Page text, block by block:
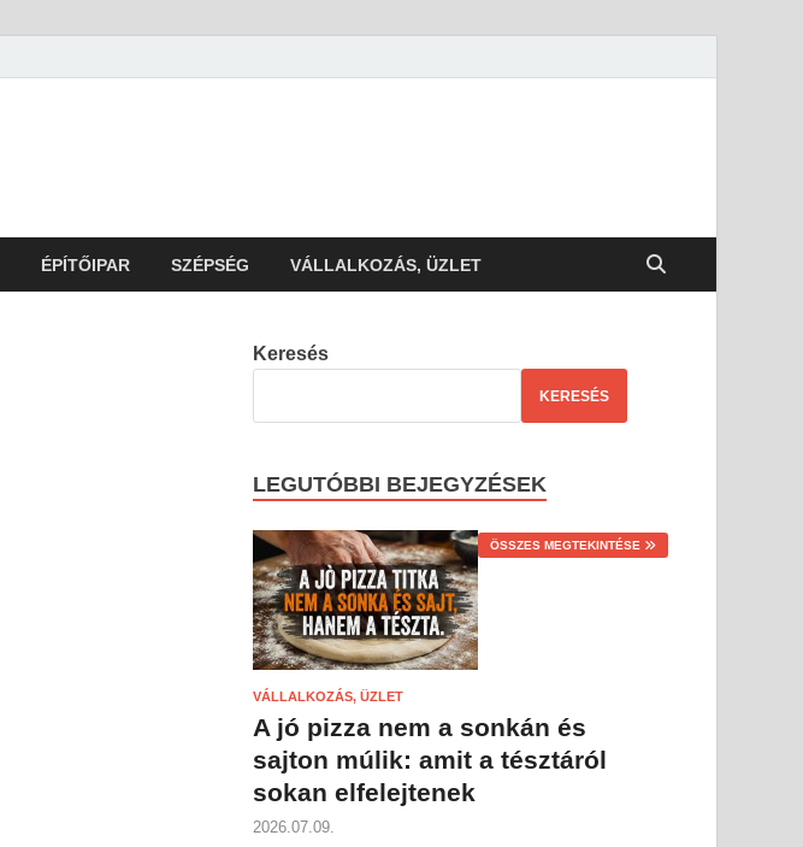
ÉPÍTŐIPAR SZÉPSÉG VÁLLALKOZÁS, ÜZLET
Keresés
KERESÉS
LEGUTÓBBI BEJEGYZÉSEK
ÖSSZES MEGTEKINTÉSE
VÁLLALKOZÁS, ÜZLET
A jó pizza nem a sonkán és
sajton múlik: amit a tésztáról
sokan elfelejtenek
2026.07.09.